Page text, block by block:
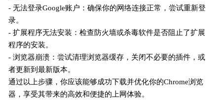
- 无法登录Google账户：确保你的网络连接正常，尝试重新登
录。
- 扩展程序无法安装：检查防火墙或杀毒软件是否阻止了扩展
程序的安装。
- 浏览器崩溃：尝试清理浏览器缓存，关闭不必要的插件，或
者更新到最新版本。
通过以上步骤，你应该能够成功下载并优化你的Chrome浏览
器，享受其带来的高效和便捷的上网体验。